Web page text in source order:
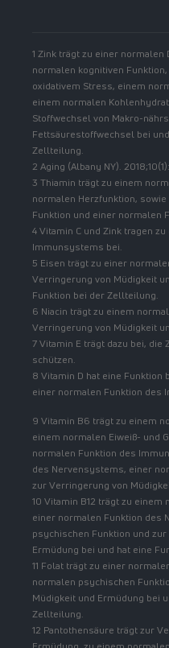
1 Zink trägt zu einer
normalen kognitiven
oxidativem Stress, einem
einem normalen
Stoffwechsel von Makro-
Fettsäurestoffwechsel bei
Zellteilung.
2 Aging (Albany NY).
3 Thiamin trägt zu einem
normalen Herzfunktion,
Funktion und einer normalen
4 Vitamin C und Zink tragen
Immunsystems bei.
5 Eisen trägt zu einer
Verringerung von Müdigkeit
Funktion bei der Zellteilung.
6 Niacin trägt zu einem
Verringerung von Müdigkeit
7 Vitamin E trägt dazu bei,
schützen.
8 Vitamin D hat eine
einer normalen Funktion des
9 Vitamin B6 trägt zu einem
einem normalen Eiweiß- und
normalen Funktion des
des Nervensystems, einer
zur Verringerung von
10 Vitamin B12 trägt zu
einer normalen Funktion des
psychischen Funktion und
Ermüdung bei und hat eine
11 Folat trägt zu einer
normalen psychischen
Müdigkeit und Ermüdung bei
Zellteilung.
12 Pantothensäure trägt zur